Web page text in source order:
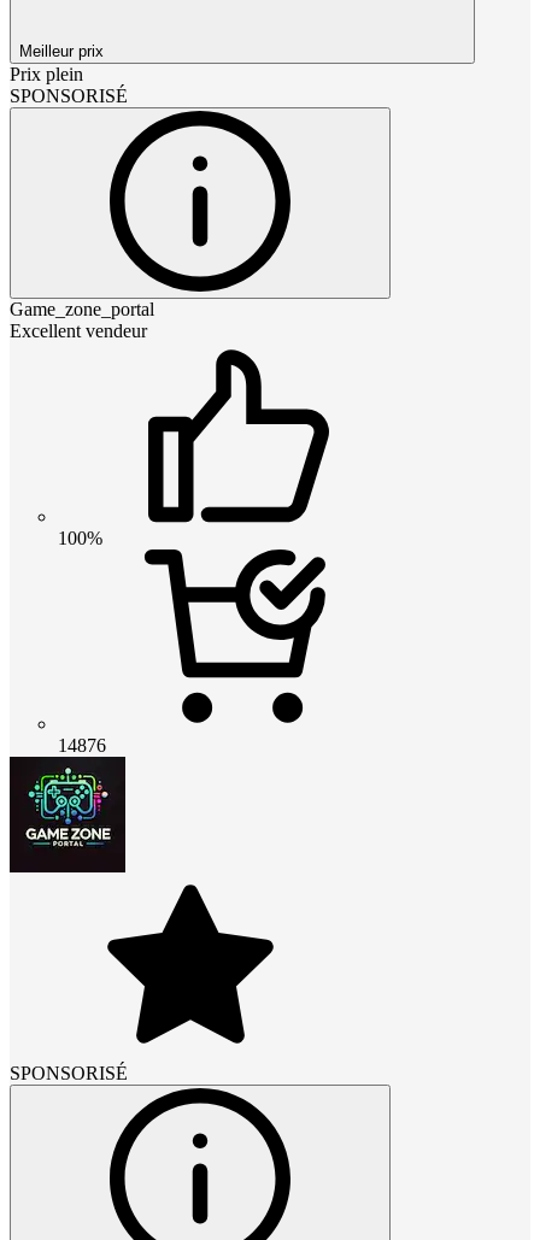
Meilleur prix
Prix plein
SPONSORISÉ
Game_zone_portal
Excellent vendeur
100%
14876
SPONSORISÉ